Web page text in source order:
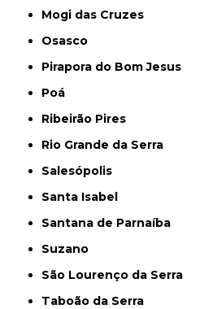
Mogi das Cruzes
Osasco
Pirapora do Bom Jesus
Poá
Ribeirão Pires
Rio Grande da Serra
Salesópolis
Santa Isabel
Santana de Parnaíba
Suzano
São Lourenço da Serra
Taboão da Serra